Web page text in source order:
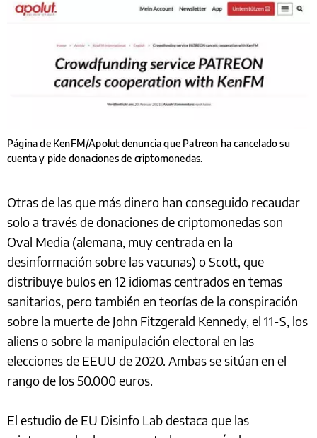
Página de KenFM/Apolut denuncia que Patreon ha cancelado su
cuenta y pide donaciones de criptomonedas.
Otras de las que más dinero han conseguido recaudar
solo a través de donaciones de criptomonedas son
Oval Media (alemana, muy centrada en la
desinformación sobre las vacunas) o Scott, que
distribuye bulos en 12 idiomas centrados en temas
sanitarios, pero también en teorías de la conspiración
sobre la muerte de John Fitzgerald Kennedy, el 11-S, los
aliens o sobre la manipulación electoral en las
elecciones de EEUU de 2020. Ambas se sitúan en el
rango de los 50.000 euros.
El estudio de EU Disinfo Lab destaca que las